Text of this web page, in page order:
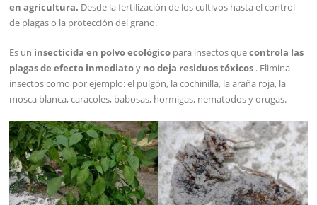
en agricultura. Desde la fertilización de los cultivos hasta el control
de plagas o la protección del grano.
Es un insecticida en polvo ecológico para insectos quecontrola las
plagas de efecto inmediatoy no deja residuos tóxicos . Elimina
insectos como por ejemplo: el pulgón, la cochinilla, la araña roja, la
mosca blanca, caracoles, babosas, hormigas, nematodos y orugas.